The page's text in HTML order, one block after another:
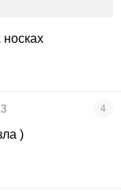
4
)